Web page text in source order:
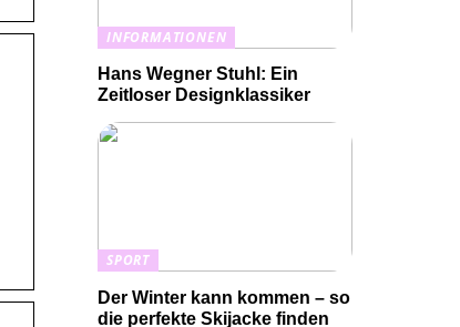
INFORMATIONEN
Hans Wegner Stuhl: Ein
Zeitloser Designklassiker
SPORT
Der Winter kann kommen – so
die perfekte Skijacke finden